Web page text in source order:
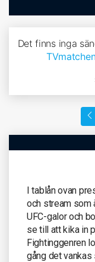
Det finns inga
I tablån ovan
och stream som
UFC-galor och
se till att kika in
Fightinggenren
gång det